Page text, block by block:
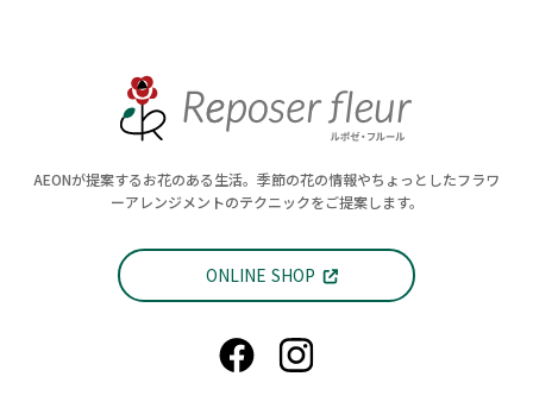
AEONが提案するお花のある生活。季節の花の情報やちょっとしたフラワ
ーアレンジメントのテクニックをご提案します。
ONLINE SHOP